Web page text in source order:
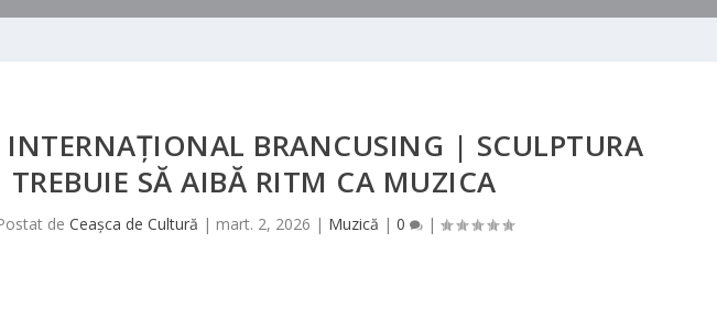
INTERNAȚIONAL BRANCUSING | SCULPTURA
TREBUIE SĂ AIBĂ RITM CA MUZICA
de Ceașca de Cultură | mart. 2, 2026 | Muzică | 0 |